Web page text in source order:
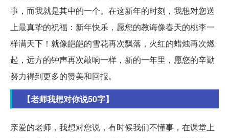
事，而我就是其中的一个。在这新年的时刻，我想对您送
上最真挚的祝福：新年快乐，愿您的教诲像春天的桃李一
样满天下！就像皑皑的雪花再次飘落，火红的蜡烛再次燃
起，远方的钟声再次敲响一样，新的一年里，愿您的辛勤
努力得到更多的赞美和回报。
【老师我想对你说50字】
亲爱的老师，我想对您说，有时候我们不懂事，在课堂上